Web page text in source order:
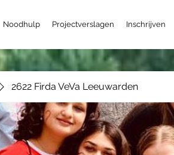
Noodhulp Projectverslagen Inschrijven
2622 Firda VeVa Leeuwarden